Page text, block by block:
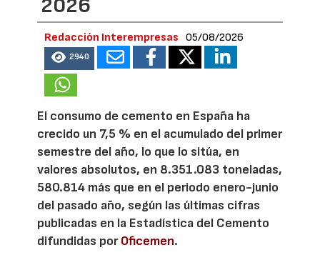
2026
Redacción Interempresas 05/08/2026
2940
El consumo de cemento en España ha
crecido un 7,5 % en el acumulado del primer
semestre del año, lo que lo sitúa, en
valores absolutos, en 8.351.083 toneladas,
580.814 más que en el periodo enero-junio
del pasado año, según las últimas cifras
publicadas en la Estadística del Cemento
difundidas porOficemen.